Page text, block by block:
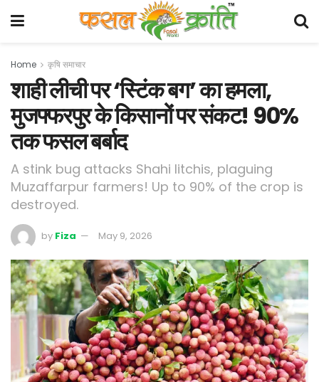
Home कृषि समाचार
शाही लीची पर ‘स्टिंक बग’ का हमला,
मुजफ्फरपुर के किसानों पर संकट! 90%
तक फसल बर्बाद
A stink bug attacks Shahi litchis, plaguing
Muzaffarpur farmers! Up to 90% of the crop is
destroyed.
by Fiza May 9, 2026